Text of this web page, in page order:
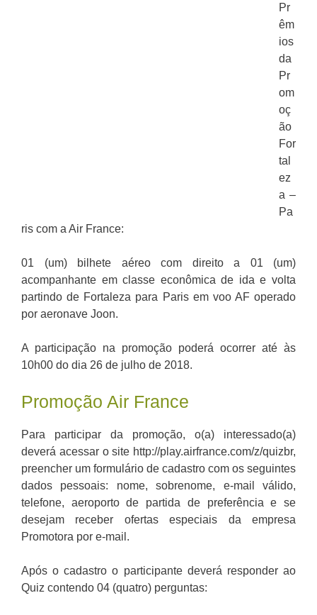
Pr
êm
ios
da
Pr
om
oç
ão
For
tal
ez
a –
Pa
ris com a Air France:
01 (um) bilhete aéreo com direito a 01 (um)
acompanhante em classe econômica de ida e volta
partindo de Fortaleza para Paris em voo AF operado
por aeronave Joon.
A participação na promoção poderá ocorrer até às
10h00 do dia 26 de julho de 2018.
Promoção Air France
Para participar da promoção, o(a) interessado(a)
deverá acessar o site http://play.airfrance.com/z/quizbr,
preencher um formulário de cadastro com os seguintes
dados pessoais: nome, sobrenome, e-mail válido,
telefone, aeroporto de partida de preferência e se
desejam receber ofertas especiais da empresa
Promotora por e-mail.
Após o cadastro o participante deverá responder ao
Quiz contendo 04 (quatro) perguntas: